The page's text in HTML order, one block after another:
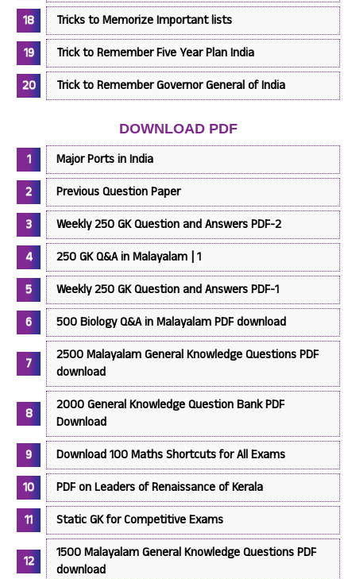
Tricks to Memorize Important lists
Trick to Remember Five Year Plan India
Trick to Remember Governor General of India
DOWNLOAD PDF
Major Ports in India
Previous Question Paper
Weekly 250 GK Question and Answers PDF-2
250 GK Q&A in Malayalam | 1
Weekly 250 GK Question and Answers PDF-1
500 Biology Q&A in Malayalam PDF download
2500 Malayalam General Knowledge Questions PDF
download
2000 General Knowledge Question Bank PDF
Download
Download 100 Maths Shortcuts for All Exams
PDF on Leaders of Renaissance of Kerala
Static GK for Competitive Exams
1500 Malayalam General Knowledge Questions PDF
download